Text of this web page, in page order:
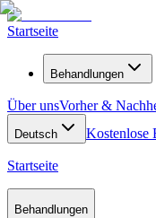
Startseite
Behandlungen
Über unsVorher &
Deutsch Kostenlose
Startseite
Behandlungen